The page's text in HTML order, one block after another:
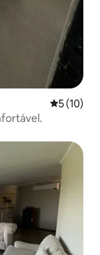
5 de uma
5 (10)